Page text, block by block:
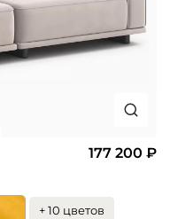
177 200 ₽
+ 10 цветов